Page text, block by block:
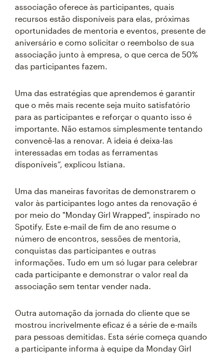
associação oferece às participantes, quais
recursos estão disponíveis para elas, próximas
oportunidades de mentoria e eventos, presente de
aniversário e como solicitar o reembolso de sua
associação junto à empresa, o que cerca de 50%
das participantes fazem.
Uma das estratégias que aprendemos é garantir
que o mês mais recente seja muito satisfatório
para as participantes e reforçar o quanto isso é
importante. Não estamos simplesmente tentando
convencê-las a renovar. A ideia é deixa-las
interessadas em todas as ferramentas
disponíveis”, explicou Istiana.
Uma das maneiras favoritas de demonstrarem o
valor às participantes logo antes da renovação é
por meio do "Monday Girl Wrapped", inspirado no
Spotify. Este e-mail de fim de ano resume o
número de encontros, sessões de mentoria,
conquistas das participantes e outras
informações. Tudo em um só lugar para celebrar
cada participante e demonstrar o valor real da
associação sem tentar vender nada.
Outra automação da jornada do cliente que se
mostrou incrivelmente eficaz é a série de e-mails
para pessoas demitidas. Esta série começa quando
a participante informa à equipe da Monday Girl